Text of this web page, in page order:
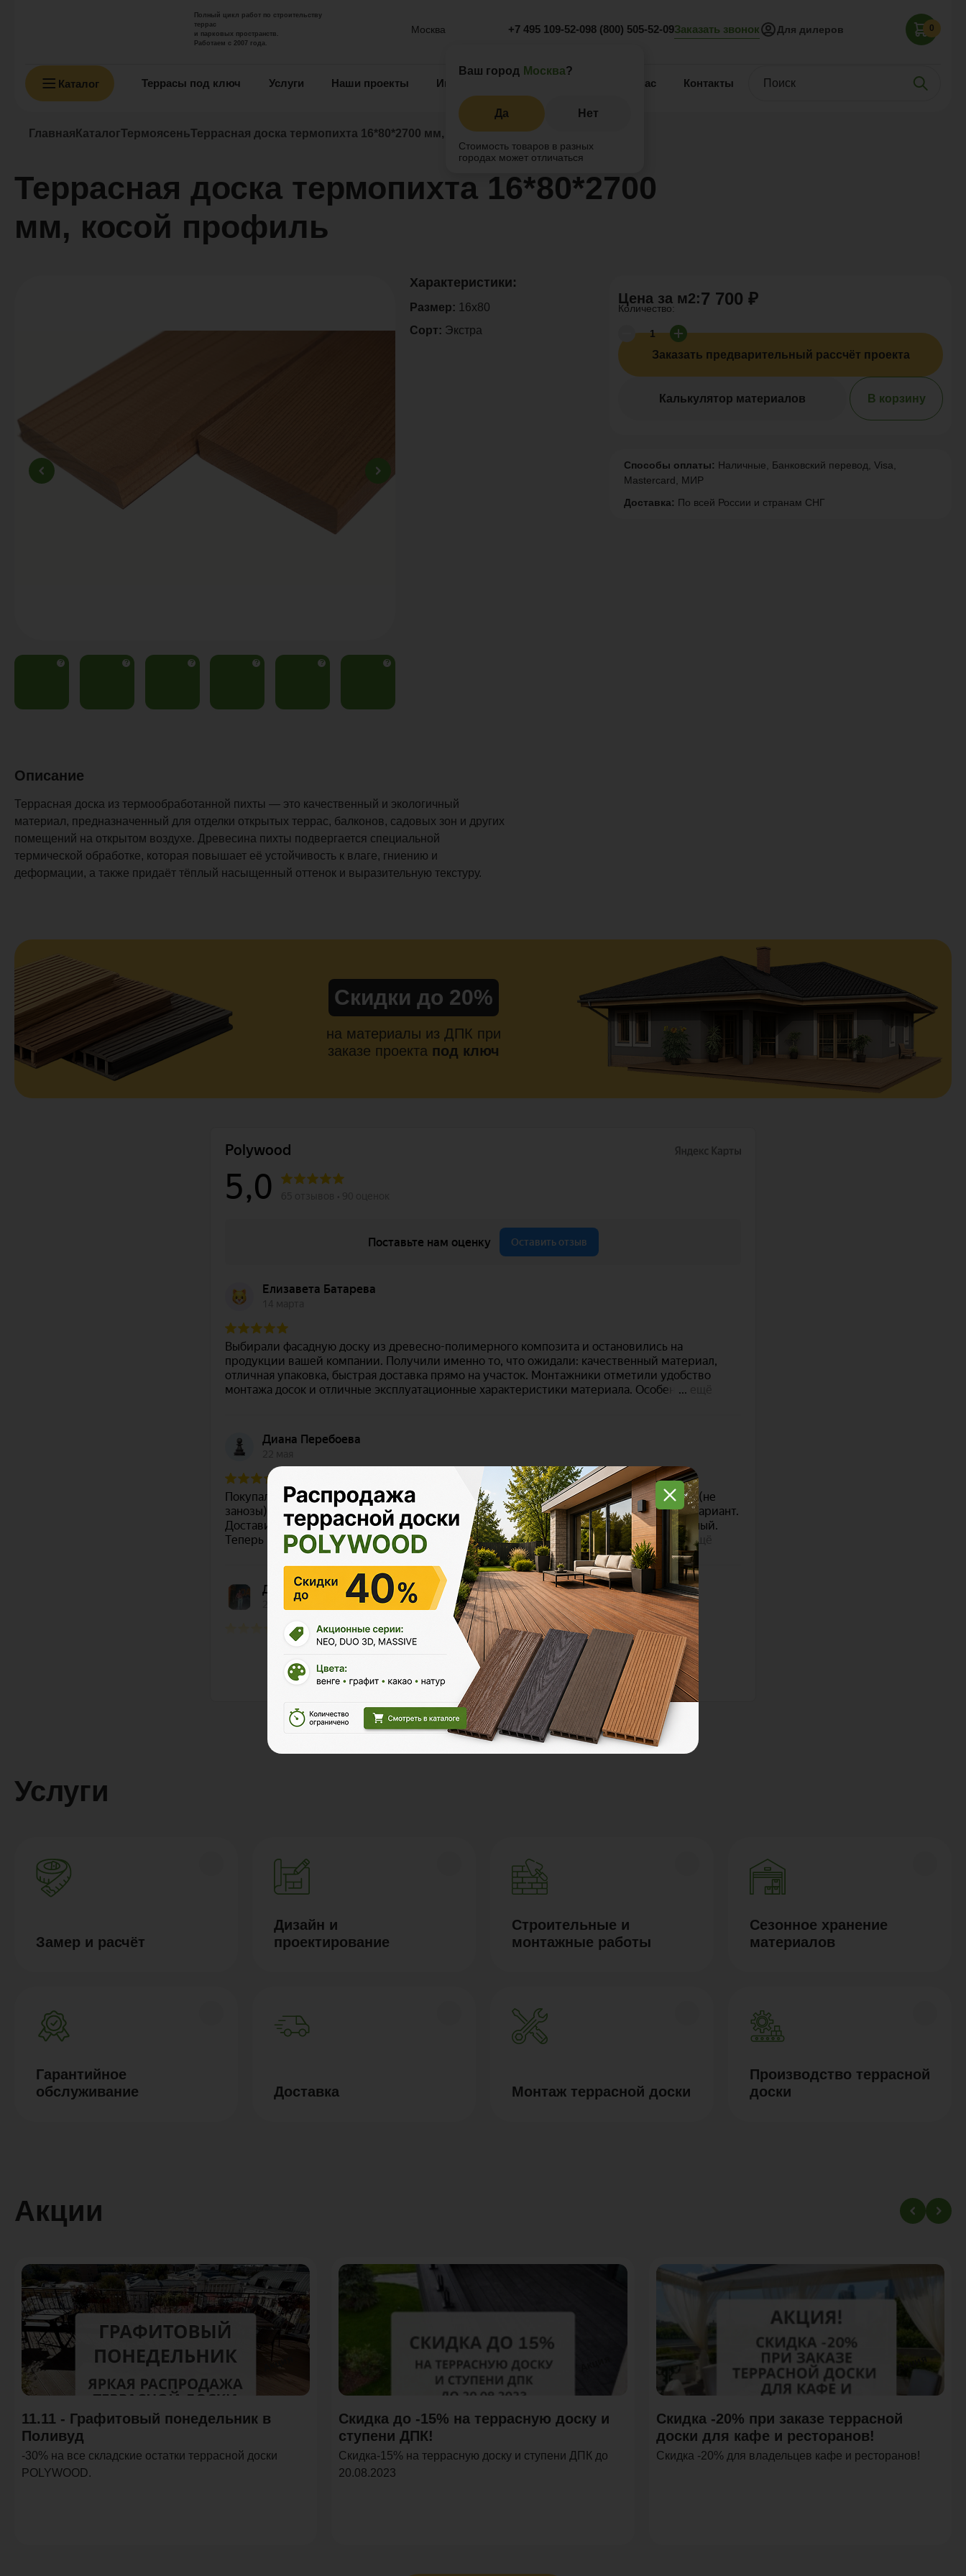
Полный цикл работ по строительству
террас
и парковых пространств.
Работаем с 2007 года.
Москва
Ваш город Москва?
Да Нет
Стоимость товаров в разных
городах может отличаться
+7 495 109-52-098 (800) 505-52-09Заказать звонок Для дилеров 0
Каталог Террасы под ключ Услуги Наши проекты Информация О нас Контакты
Главная КаталогТермоясеньТеррасная доска термопихта 16*80*2700 мм, косой профиль
Террасная доска термопихта 16*80*2700
мм, косой профиль
? ? ? ? ? ?
Цена за м2:7 700 ₽
Количество:
Заказать предварительный рассчёт проекта
Калькулятор материалов В корзину
Способы оплаты: Наличные, Банковский перевод, Visa,
Mastercard, МИР
Доставка: По всей России и странам СНГ
Характеристики:
Размер: 16x80
Сорт: Экстра
Описание
Террасная доска из термообработанной пихты — это качественный и экологичный
материал, предназначенный для отделки открытых террас, балконов, садовых зон и других
помещений на открытом воздухе. Древесина пихты подвергается специальной
термической обработке, которая повышает её устойчивость к влаге, гниению и
деформации, а также придаёт тёплый насыщенный оттенок и выразительную текстуру.
Скидки до 20%
на материалы из ДПК при
заказе проекта под ключ
Polywood на карте Москвы — Яндекс Карты
Услуги
Замер и расчёт
Дизайн и
проектирование
Строительные и
монтажные работы
Сезонное хранение
материалов
Гарантийное
обслуживание
Доставка Монтаж террасной доски
Производство террасной
доски
Акции
11.11 - Графитовый понедельник в
Поливуд
-30% на все складские остатки террасной доски
POLYWOOD.
Скидка до -15% на террасную доску и
ступени ДПК!
Скидка-15% на террасную доску и ступени ДПК до
20.08.2023
Скидка -20% при заказе террасной
доски для кафе и ресторанов!
Скидка -20% для владельцев кафе и ресторанов!